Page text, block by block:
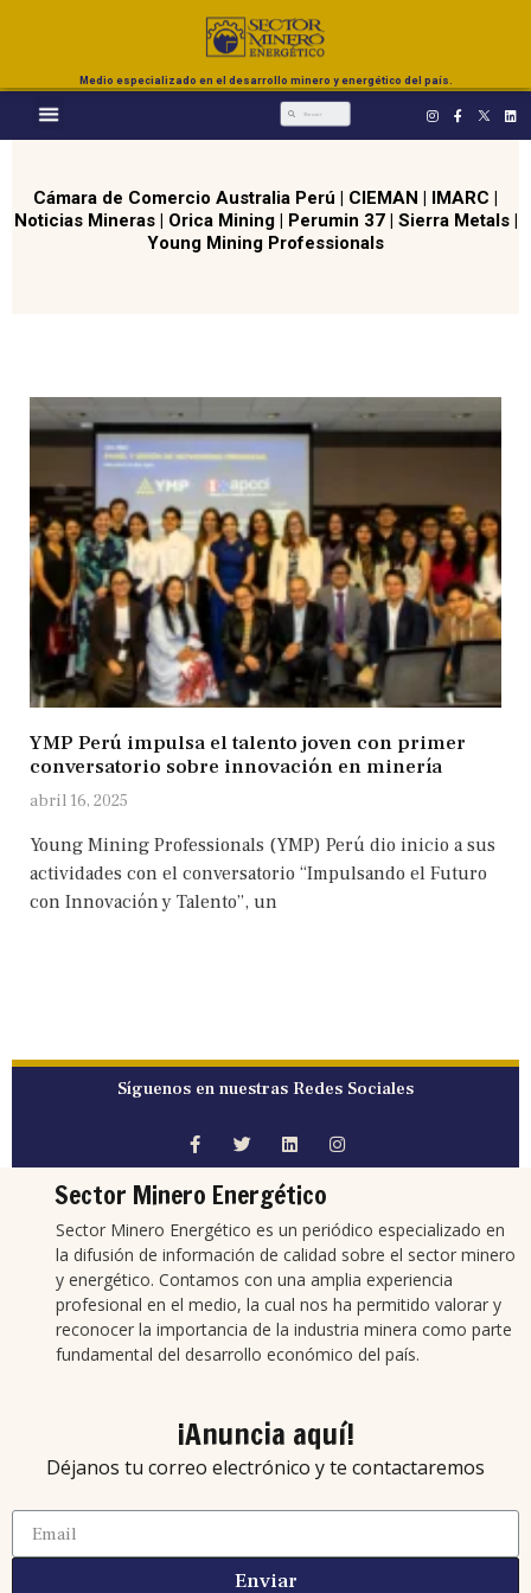
Medio especializado en el desarrollo minero y energético del país.
Cámara de Comercio Australia Perú | CIEMAN | IMARC |
Noticias Mineras| Orica Mining| Perumin 37| Sierra Metals|
Young Mining Professionals
YMP Perú impulsa el talento joven con primer
conversatorio sobre innovación en minería
abril 16, 2025
Young Mining Professionals (YMP) Perú dio inicio a sus
actividades con el conversatorio “Impulsando el Futuro
con Innovación y Talento”, un
Síguenos en nuestras Redes Sociales
Sector Minero Energético
Sector Minero Energético es un periódico especializado en
la difusión de información de calidad sobre el sector minero
y energético. Contamos con una amplia experiencia
profesional en el medio, la cual nos ha permitido valorar y
reconocer la importancia de la industria minera como parte
fundamental del desarrollo económico del país.
¡Anuncia aquí!
Déjanos tu correo electrónico y te contactaremos
Enviar